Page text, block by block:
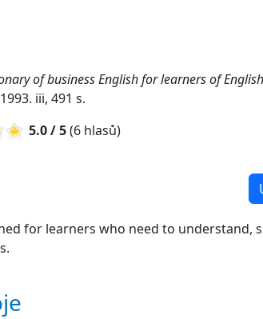
of business English for learners of
iii, 491 s.
5.0 / 5(6 hlasů)
for learners who need to understand,